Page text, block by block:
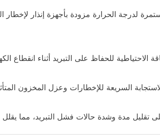
لدرجة الحرارة مزودة بأجهزة إنذار
للحفاظ على التبريد أثناء انقطاع
السريعة للإخطارات وعزل المخزون
تقليل مدة وشدة حالات فشل التبريد، مما